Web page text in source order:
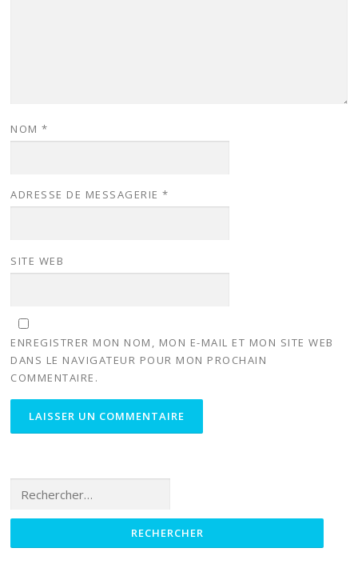
NOM*
ADRESSE DE MESSAGERIE*
SITE WEB
ENREGISTRER MON NOM, MON E-MAIL ET MON SITE WEB
DANS LE NAVIGATEUR POUR MON PROCHAIN
COMMENTAIRE.